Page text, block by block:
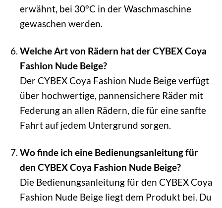
erwähnt, bei 30°C in der Waschmaschine
gewaschen werden.
Welche Art von Rädern hat der CYBEX Coya
Fashion Nude Beige?
Der CYBEX Coya Fashion Nude Beige verfügt
über hochwertige, pannensichere Räder mit
Federung an allen Rädern, die für eine sanfte
Fahrt auf jedem Untergrund sorgen.
Wo finde ich eine Bedienungsanleitung für
den CYBEX Coya Fashion Nude Beige?
Die Bedienungsanleitung für den CYBEX Coya
Fashion Nude Beige liegt dem Produkt bei. Du